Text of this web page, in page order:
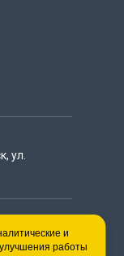
ул.
и
работы